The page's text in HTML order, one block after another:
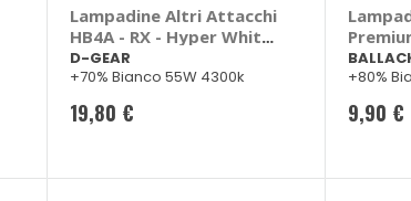
Lampadine Altri Attacchi
HB4A - RX - Hyper White
- D-GEAR
D-GEAR
+70% Bianco 55W 4300k
19,80 €
+80%
9,90 €